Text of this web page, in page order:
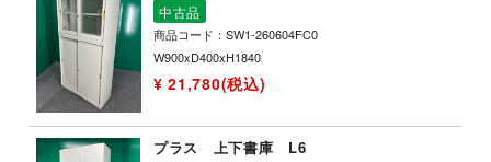
中古品
商品コード：SW1-260604FC0
W900xD400xH1840
¥ 21,780(税込)
プラス 上下書庫 L6